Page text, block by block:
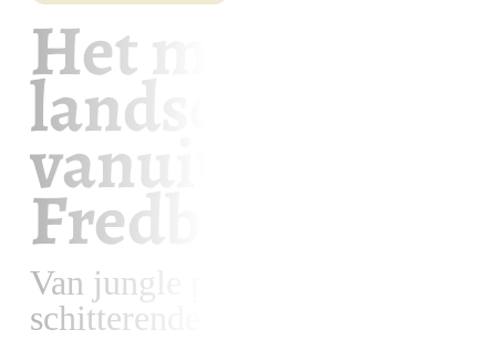
Het mooie
landschap
vanuit de
Fredberg
Van jungle paden tot
schitterende uitzichten